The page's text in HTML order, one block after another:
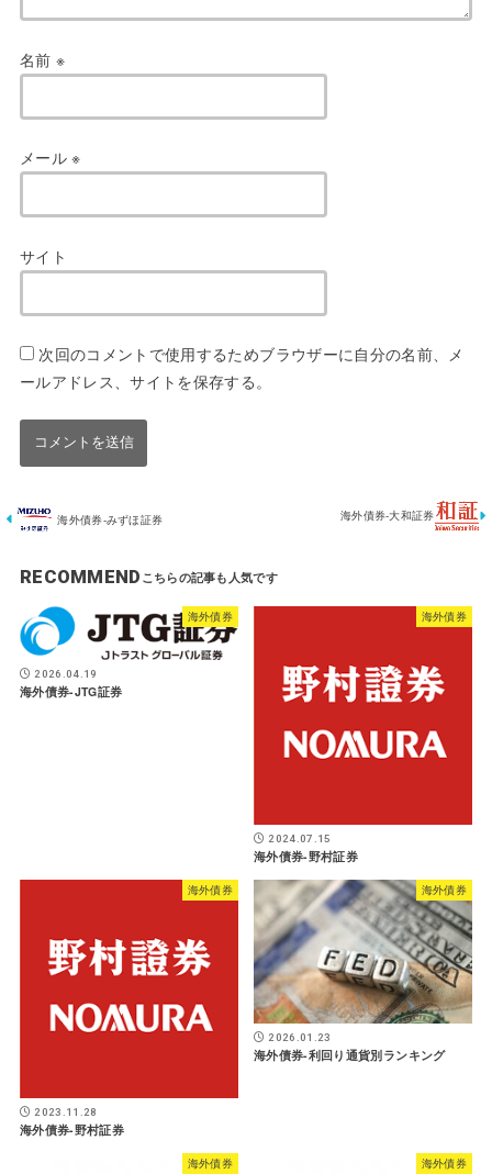
名前 ※
メール※
サイト
次回のコメントで使用するためブラウザーに自分の名前、メ
ールアドレス、サイトを保存する。
海外債券-みずほ証券 海外債券-大和証券
RECOMMEND
海外債券
2026.04.19
海外債券-JTG証券
海外債券
2024.07.15
海外債券-野村証券
海外債券
2023.11.28
海外債券-野村証券
海外債券
2026.01.23
海外債券-利回り通貨別ランキング
海外債券 海外債券